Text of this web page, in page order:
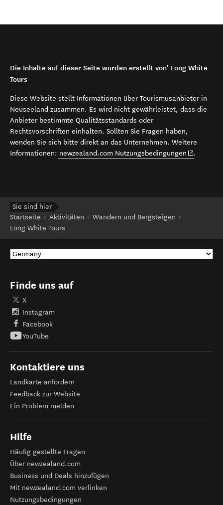
Die Inhalte auf dieser Seite wurden erstellt von’ Long White
Tours
Diese Website stellt Informationen über Tourismusanbieter in
Neuseeland zusammen. Es wird nicht gewährleistet, dass die
Anbieter bestimmte Qualitätsstandards oder
Rechtsvorschriften einhalten. Sollten Sie Fragen haben,
wenden Sie sich bitte direkt an das Unternehmen. Weitere
Informationen: newzealand.com Nutzungsbedingungen (opens in
.
Sie sind hier
Startseite
Aktivitäten
Wandern und Bergsteigen
Long White Tours
Finde uns auf
X
Instagram
Facebook
YouTube
Kontaktiere uns
Landkarte anfordern
Feedback zur Website
Ein Problem melden
Hilfe
Häufig gestellte Fragen
Über newzealand.com
Business und Deals hinzufügen
Mit newzealand.com verlinken
Nutzungsbedingungen